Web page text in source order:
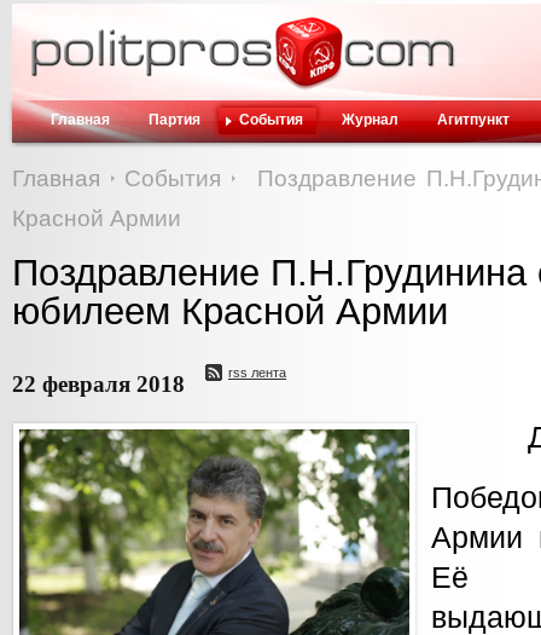
Главная Партия События Журнал Агитпункт
Главная События
Поздравление
Красной Армии
Поздравление П.Н.Грудинина
юбилеем Красной Армии
22 февраля 2018 rss лента
Армии
Её